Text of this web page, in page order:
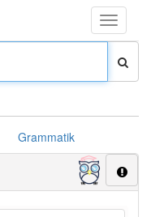
Toggle
Grammatik